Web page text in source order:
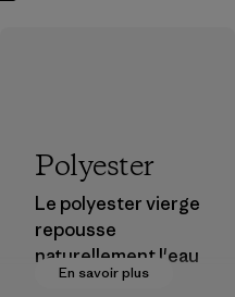
En savoir plus
Polyester
Le polyester vierge
repousse
naturellement l'eau
et est très